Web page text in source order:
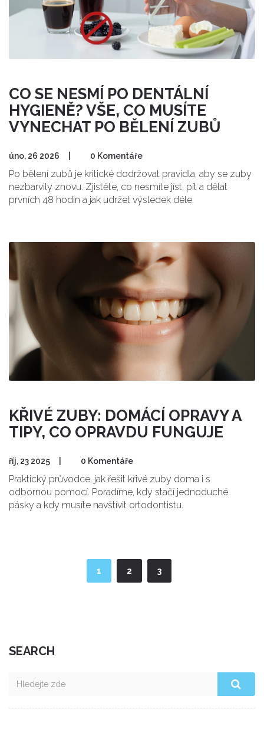
CO SE NESMÍ PO DENTÁLNÍ
HYGIENĚ? VŠE, CO MUSÍTE
VYNECHAT PO BĚLENÍ ZUBŮ
úno, 26 2026 0 Komentáře
Po bělení zubů je kritické dodržovat pravidla, aby se zuby
nezbarvily znovu. Zjistěte, co nesmíte jíst, pít a dělat
prvních 48 hodin a jak udržet výsledek déle.
KŘIVÉ ZUBY: DOMÁCÍ OPRAVY A
TIPY, CO OPRAVDU FUNGUJE
říj, 23 2025 0 Komentáře
Praktický průvodce, jak řešit křivé zuby doma i s
odbornou pomocí. Poradíme, kdy stačí jednoduché
pásky a kdy musíte navštívit ortodontistu.
1 2 3
SEARCH